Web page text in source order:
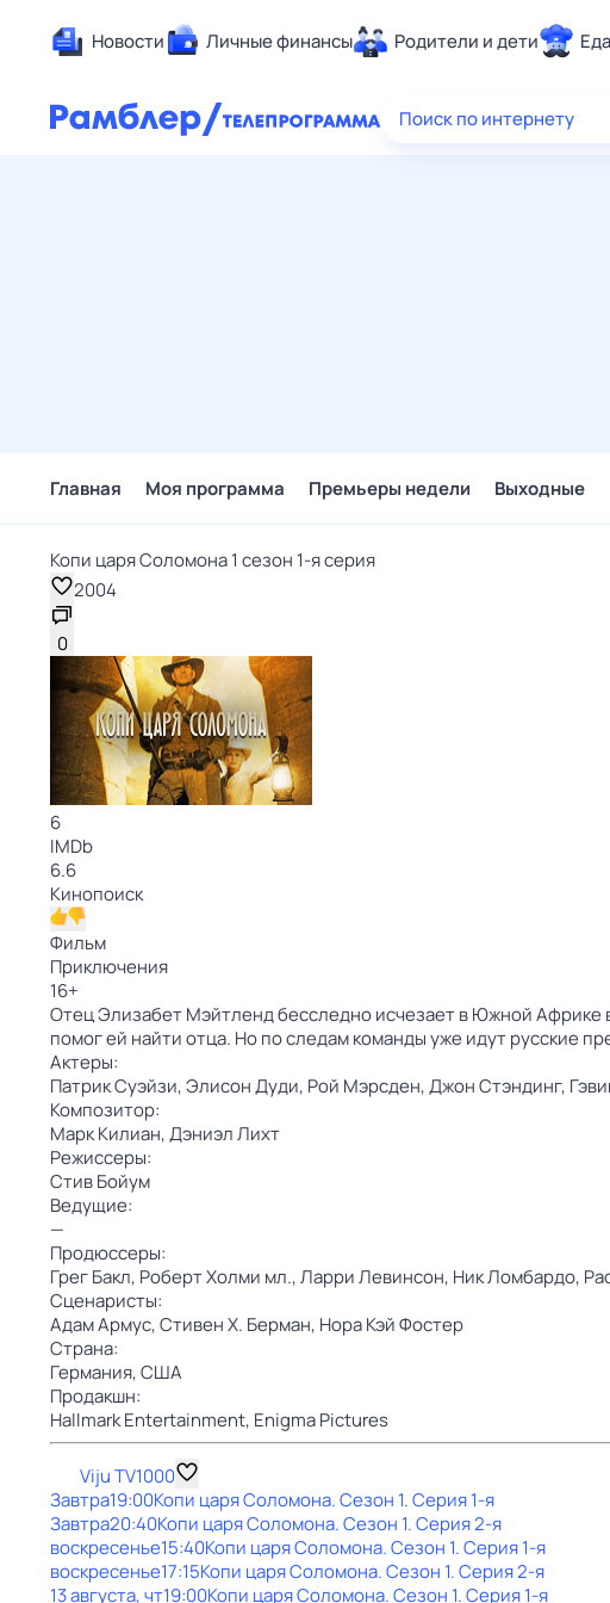
Новости Личные финансы Родители и дети Еда
Здоровье
Поиск по интернету
Главная Моя программа Премьеры недели Выходные
Копи царя Соломона 1 сезон 1-я серия
2004
0
6
IMDb
6.6
Кинопоиск
Фильм
Приключения
16+
Отец Элизабет Мэйтленд бесследно исчезает в Южной Африке
помог ей найти отца. Но по следам команды уже идут русские
Актеры:
Патрик Суэйзи,Элисон Дуди, Рой Мэрсден,Джон Стэндинг,
Композитор:
Марк Килиан,Дэниэл Лихт
Режиссеры:
Стив Бойум
Ведущие:
—
Продюссеры:
Грег Бакл, Роберт Холми мл.,Ларри Левинсон, Ник Ломбардо,
Сценаристы:
Адам Армус,Стивен Х. Берман, Нора Кэй Фостер
Страна:
Германия,США
Продакшн:
Hallmark Entertainment, Enigma Pictures
Viju TV1000
Завтра19:00Копи царя Соломона. Сезон 1. Серия 1-я
Завтра20:40Копи царя Соломона. Сезон 1. Серия 2-я
воскресенье15:40Копи царя Соломона. Сезон 1. Серия 1-я
воскресенье17:15Копи царя Соломона. Сезон 1. Серия 2-я
13 августа, чт19:00Копи царя Соломона. Сезон 1. Серия 1-я